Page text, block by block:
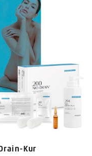
Kur